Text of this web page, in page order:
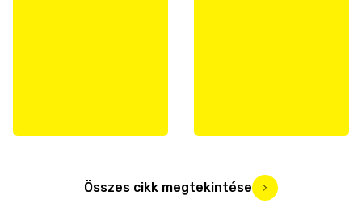
Összes cikk megtekintése